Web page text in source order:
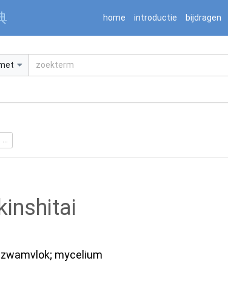
in /mnt/web216/d2/76/52236976/htdocs/jnnj-prod/
home introductie bijdragen
...
kinshitai
mycelium